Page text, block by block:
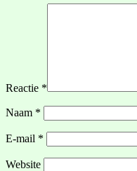
Reactie *
Naam *
E-mail *
Website